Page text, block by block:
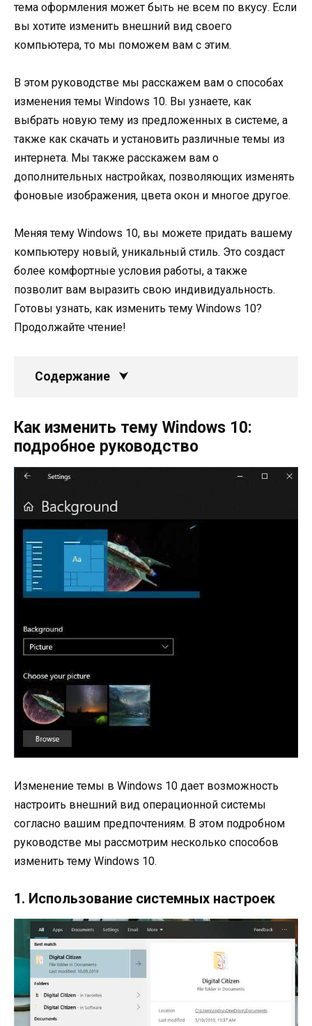
тема оформления может быть не всем по вкусу. Если
вы хотите изменить внешний вид своего
компьютера, то мы поможем вам с этим.
В этом руководстве мы расскажем вам о способах
изменения темы Windows 10. Вы узнаете, как
выбрать новую тему из предложенных в системе, а
также как скачать и установить различные темы из
интернета. Мы также расскажем вам о
дополнительных настройках, позволяющих изменять
фоновые изображения, цвета окон и многое другое.
Меняя тему Windows 10, вы можете придать вашему
компьютеру новый, уникальный стиль. Это создаст
более комфортные условия работы, а также
позволит вам выразить свою индивидуальность.
Готовы узнать, как изменить тему Windows 10?
Продолжайте чтение!
Содержание
Как изменить тему Windows 10:
подробное руководство
Изменение темы в Windows 10 дает возможность
настроить внешний вид операционной системы
согласно вашим предпочтениям. В этом подробном
руководстве мы рассмотрим несколько способов
изменить тему Windows 10.
1. Использование системных настроек